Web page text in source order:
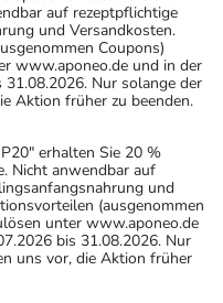
auf rezeptpflichtige
und Versandkosten.
Coupons)
www.aponeo.de und in der
Nur solange der
Aktion früher zu beenden.
erhalten Sie 20 %
Nicht anwendbar auf
und
(ausgenommen
unter www.aponeo.de
bis 31.08.2026. Nur
uns vor, die Aktion früher